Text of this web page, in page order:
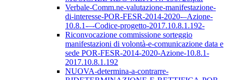
Verbale-Comm.ne-valutazione-manifestazione-
di-interesse-POR-FESR-2014-2020-–Azione-
10.8.1-–-Codice-progetto-2017.10.8.1.192-
Riconvocazione commissione sorteggio
manifestazioni di volontà-e-comunicazione data e
sede POR-FESR-2014-2020-Azione-10.8.1-
2017.10.8.1.192
NUOVA-determina-a-contrarre-